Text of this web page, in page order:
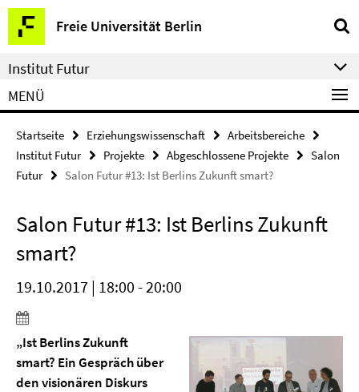
Springe
direkt
zu
Inhalt
Freie Universität Berlin
Service-
Navigation
Institut Futur
MENÜ
Startseite Erziehungswissenschaft
Arbeitsbereiche
Institut Futur
Projekte Abgeschlossene Projekte
Salon
Futur
Salon Futur #13: Ist Berlins Zukunft smart?
Salon Futur #13: Ist Berlins Zukunft
smart?
19.10.2017 | 18:00 - 20:00
„Ist Berlins Zukunft
smart? Ein Gespräch über
den visionären Diskurs